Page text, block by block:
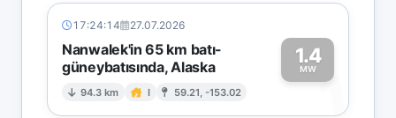
17:24:14 27.07.2026
Nanwalek'in 65 km batı-
güneybatısında, Alaska
94.3 km I 59.21, -153.02
1.4
MW1